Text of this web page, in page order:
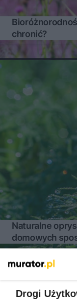
chronić?
Naturalne
domowych
Drogi